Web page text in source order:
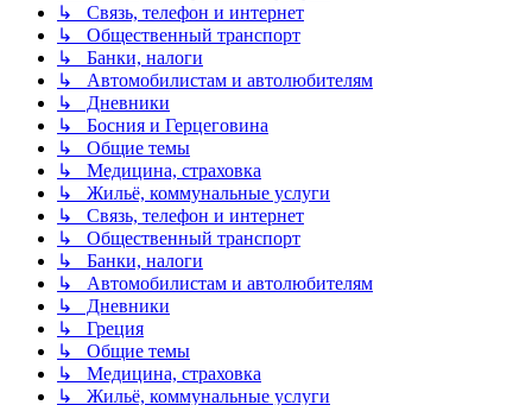
↳ Связь, телефон и интернет
↳ Общественный транспорт
↳ Банки, налоги
↳ Автомобилистам и автолюбителям
↳ Дневники
↳ Босния и Герцеговина
↳ Общие темы
↳ Медицина, страховка
↳ Жильё, коммунальные услуги
↳ Связь, телефон и интернет
↳ Общественный транспорт
↳ Банки, налоги
↳ Автомобилистам и автолюбителям
↳ Дневники
↳ Греция
↳ Общие темы
↳ Медицина, страховка
↳ Жильё, коммунальные услуги